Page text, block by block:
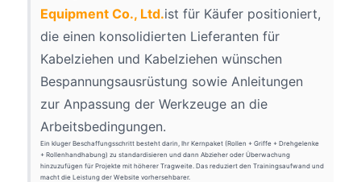
Equipment Co., Ltd.ist für Käufer positioniert,
die einen konsolidierten Lieferanten für
Kabelziehen und Kabelziehen wünschen
Bespannungsausrüstung sowie Anleitungen
zur Anpassung der Werkzeuge an die
Arbeitsbedingungen.
Ein kluger Beschaffungsschritt besteht darin, Ihr Kernpaket (Rollen + Griffe + Drehgelenke
+ Rollenhandhabung) zu standardisieren und dann Abzieher oder Überwachung
hinzuzufügen für Projekte mit höherer Tragweite. Das reduziert den Trainingsaufwand und
macht die Leistung der Website vorhersehbarer.